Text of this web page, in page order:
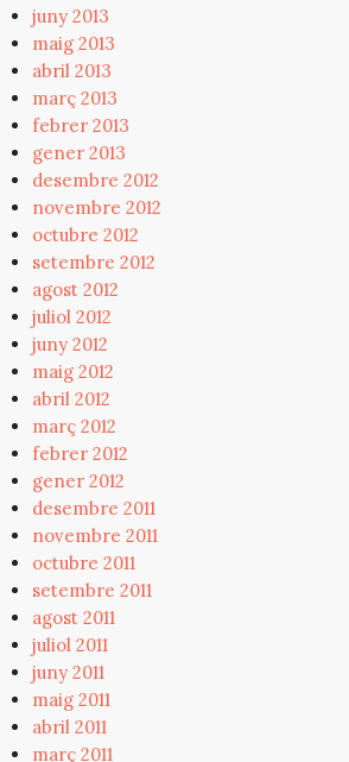
juny 2013
maig 2013
abril 2013
març 2013
febrer 2013
gener 2013
desembre 2012
novembre 2012
octubre 2012
setembre 2012
agost 2012
juliol 2012
juny 2012
maig 2012
abril 2012
març 2012
febrer 2012
gener 2012
desembre 2011
novembre 2011
octubre 2011
setembre 2011
agost 2011
juliol 2011
juny 2011
maig 2011
abril 2011
març 2011